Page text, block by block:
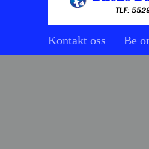
Kontakt oss Be